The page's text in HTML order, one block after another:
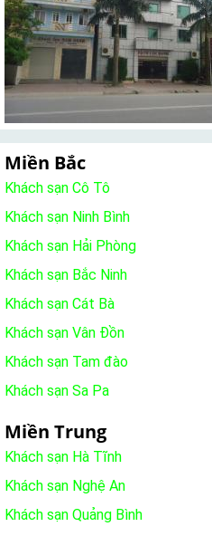
Miền Bắc
Khách sạn Cô Tô
Khách sạn Ninh Bình
Khách sạn Hải Phòng
Khách sạn Bắc Ninh
Khách sạn Cát Bà
Khách sạn Vân Đồn
Khách sạn Tam đào
Khách sạn Sa Pa
Miền Trung
Khách sạn Hà Tĩnh
Khách sạn Nghệ An
Khách sạn Quảng Bình